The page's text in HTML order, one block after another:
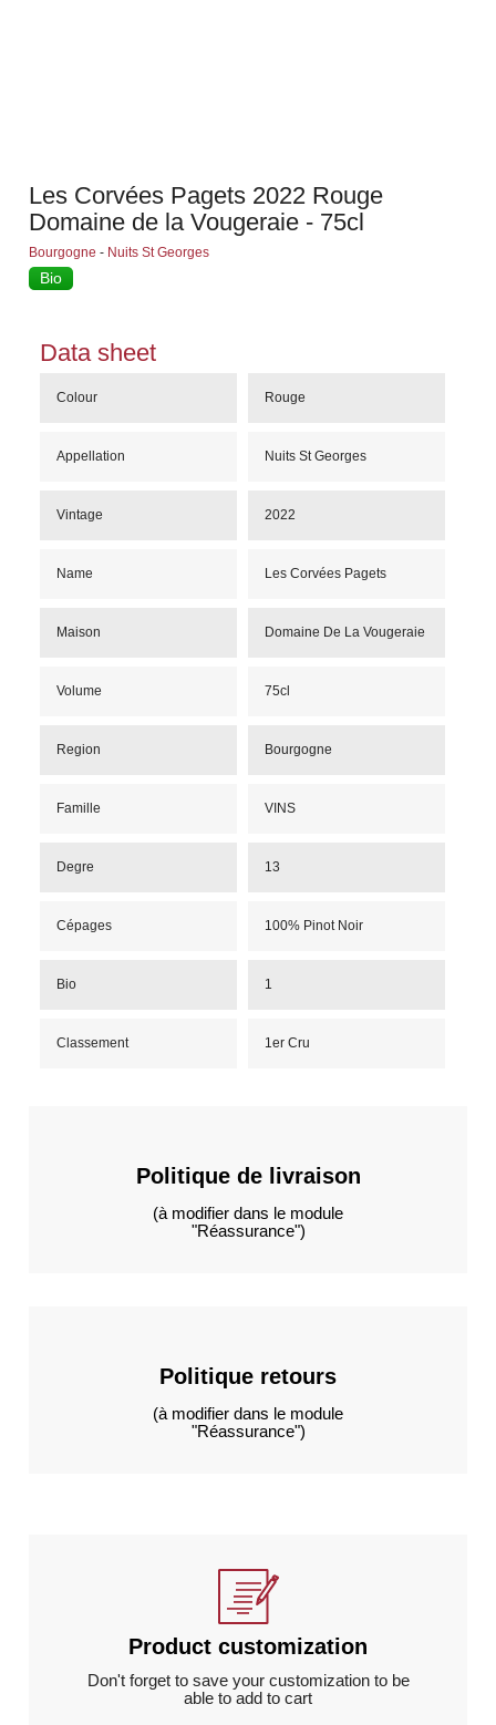
Les Corvées Pagets 2022 Rouge
Domaine de la Vougeraie - 75cl
Bourgogne - Nuits St Georges
Bio
Data sheet
Colour Rouge
Appellation Nuits St Georges
Vintage 2022
Name Les Corvées Pagets
Maison Domaine De La Vougeraie
Volume 75cl
Region Bourgogne
Famille VINS
Degre 13
Cépages 100% Pinot Noir
Bio 1
Classement 1er Cru
Politique de livraison
(à modifier dans le module
"Réassurance")
Politique retours
(à modifier dans le module
"Réassurance")
Product customization
Don't forget to save your customization to be
able to add to cart